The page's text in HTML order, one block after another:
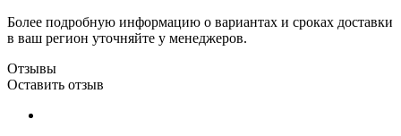
Более подробную информацию о вариантах и сроках доставки
в ваш регион уточняйте у менеджеров.
Отзывы
Оставить отзыв